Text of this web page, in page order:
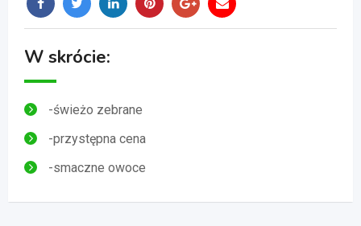
W skrócie:
-świeżo zebrane
-przystępna cena
-smaczne owoce